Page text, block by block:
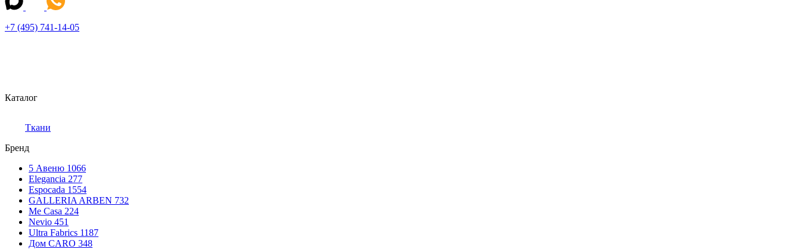
+7 (495) 741-14-05
Каталог
Ткани
Бренд
5 Авеню 1066
Elegancia 277
Espocada 1554
GALLERIA ARBEN 732
Me Casa 224
Nevio 451
Ultra Fabrics 1187
Дом CARO 348